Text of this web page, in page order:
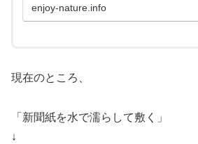
enjoy-nature.info
現在のところ、
「新聞紙を水で濡らして敷く」
↓